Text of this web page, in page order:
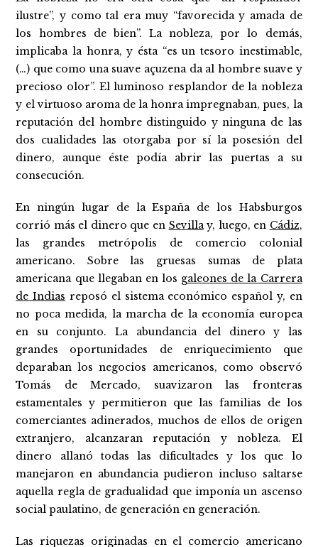
ilustre”, y como tal era muy “favorecida y amada de
los hombres de bien”. La nobleza, por lo demás,
implicaba la honra, y ésta “es un tesoro inestimable,
(…) que como una suave açuzena da al hombre suave y
precioso olor”. El luminoso resplandor de la nobleza
y el virtuoso aroma de la honra impregnaban, pues, la
reputación del hombre distinguido y ninguna de las
dos cualidades las otorgaba por sí la posesión del
dinero, aunque éste podía abrir las puertas a su
consecución.
En ningún lugar de la España de los Habsburgos
corrió más el dinero que en Sevillay, luego, en Cádiz,
las grandes metrópolis de comercio colonial
americano. Sobre las gruesas sumas de plata
americana que llegaban en los galeones de la Carrera
de Indias reposó el sistema económico español y, en
no poca medida, la marcha de la economía europea
en su conjunto. La abundancia del dinero y las
grandes oportunidades de enriquecimiento que
deparaban los negocios americanos, como observó
Tomás de Mercado, suavizaron las fronteras
estamentales y permitieron que las familias de los
comerciantes adinerados, muchos de ellos de origen
extranjero, alcanzaran reputación y nobleza. El
dinero allanó todas las dificultades y los que lo
manejaron en abundancia pudieron incluso saltarse
aquella regla de gradualidad que imponía un ascenso
social paulatino, de generación en generación.
Las riquezas originadas en el comercio americano